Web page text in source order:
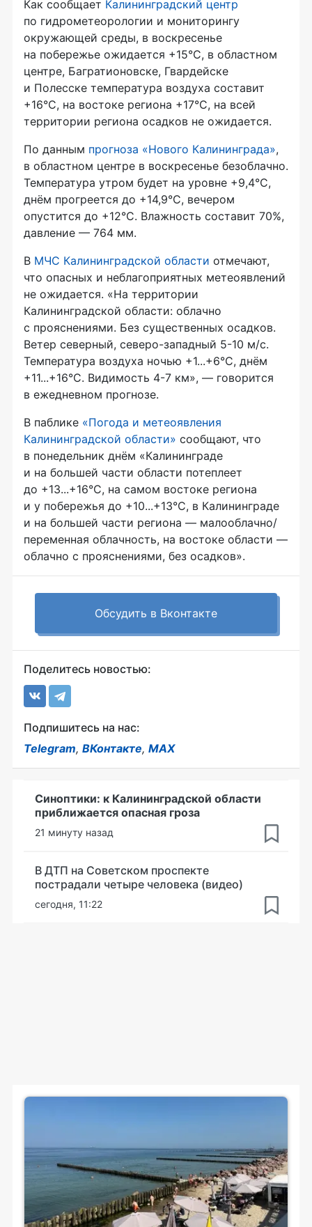
Как сообщает Калининградский центр
по гидрометеорологии и мониторингу
окружающей среды, в воскресенье
на побережье ожидается +15°C, в областном
центре, Багратионовске, Гвардейске
и Полесске температура воздуха составит
+16°C, на востоке региона +17°C, на всей
территории региона осадков не ожидается.
По данным прогноза «Нового Калининграда»,
в областном центре в воскресенье безоблачно.
Температура утром будет на уровне +9,4°C,
днём прогреется до +14,9°C, вечером
опустится до +12°C. Влажность составит 70%,
давление — 764 мм.
В МЧС Калининградской области отмечают,
что опасных и неблагоприятных метеоявлений
не ожидается. «На территории
Калининградской области: облачно
с прояснениями. Без существенных осадков.
Ветер северный, северо-западный 5-10 м/с.
Температура воздуха ночью +1...+6°С, днём
+11...+16°С. Видимость 4-7 км», — говорится
в ежедневном прогнозе.
В паблике «Погода и метеоявления
Калининградской области» сообщают, что
в понедельник днём «Калининграде
и на большей части области потеплеет
до +13...+16°С, на самом востоке региона
и у побережья до +10...+13°С, в Калининграде
и на большей части региона — малооблачно/
переменная облачность, на востоке области —
облачно с прояснениями, без осадков».
Обсудить в Вконтакте
Поделитесь новостью:
Подпишитесь на нас:
Telegram, ВКонтакте, MAX
Синоптики: к Калининградской области
приближается опасная гроза
21 минуту назад
В ДТП на Советском проспекте
пострадали четыре человека (видео)
сегодня, 11:22